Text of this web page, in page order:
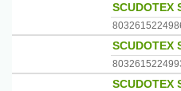
SCUDOTEX
SCUDOTEX
SCUDOTEX